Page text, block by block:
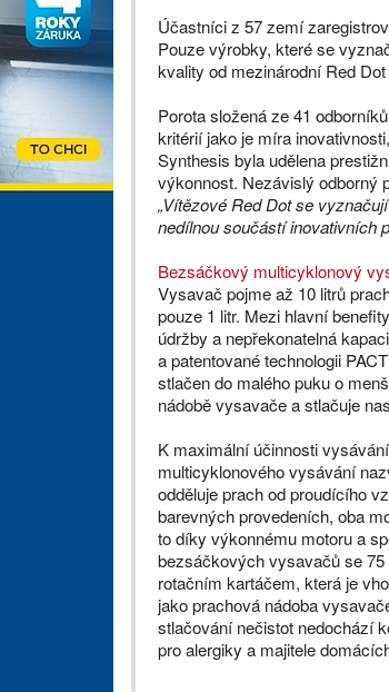
Účastníci z 57 zemí
Pouze výrobky, které se
kvality od mezinárodní Red Dot
Porota složená ze 41
kritérií jako je míra
Synthesis byla udělena
výkonnost. Nezávislý odborný
„Vítězové Red Dot se
nedílnou součástí inovativních
Bezsáčkový multicyklonový
Vysavač pojme až 10 litrů
pouze 1 litr. Mezi hlavní
údržby a nepřekonatelná
a patentované technologii
stlačen do malého puku o
nádobě vysavače a stlačuje
K maximální účinnosti
multicyklonového vysávání
odděluje prach od proudícího
barevných provedeních, oba
to díky výkonnému motoru a
bezsáčkových vysavačů se
rotačním kartáčem, která je
jako prachová nádoba
stlačování nečistot nedochází
pro alergiky a majitele